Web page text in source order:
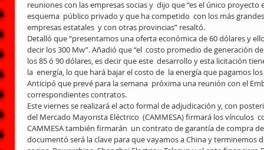
reuniones con las empresas socias y  dijo que “es el único
esquema  público privado y que ha competido  con los más
empresas estatales  y con otras provincias” resaltó.
Detalló que “presentamos una oferta económica de 60 dólares y
decir los 300 Mw”. Añadió que “el  costo promedio de generación
los 85 ó 90 dólares, es decir que este  desarrollo y esta licitación
la  energía, lo que hará bajar el costo de  la energía que pagamos
Anticipó que prevé para la semana  próxima una reunión con el
correspondientes contratos.
Este viernes se realizará el acto formal de adjudicación y, con
del Mercado Mayorista Eléctrico  (CAMMESA) firmará los vínculos
CAMMESA también firmarán  un contrato de garantía de compra
documentó será la clave para que vayamos a China y terminemos